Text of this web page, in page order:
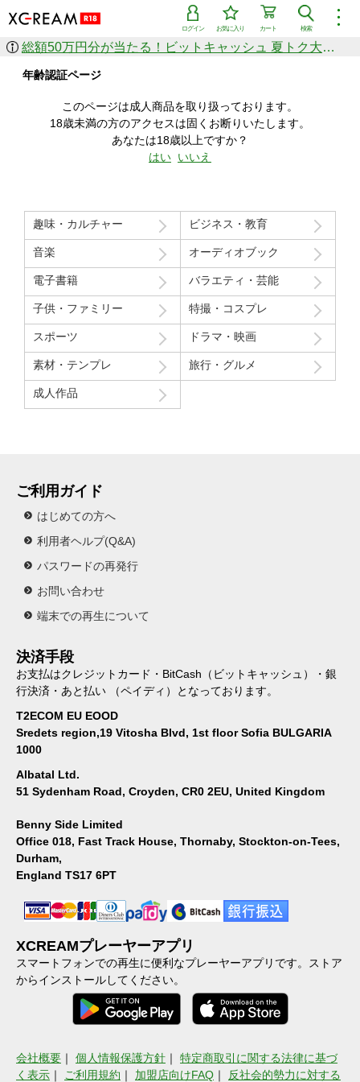
︙
検索
カート
お気に入り
ログイン
作品を探す
ジャンル
シリーズ
人気のセール中商品
新着セール中商品
すべての作品から探す
価格の安い順
価格の高い順
月間ランキング
年間ランキング
総額50万円分が当たる！ビットキャッシュ 夏トク大感謝祭
年齢認証ページ
このページは成人商品を取り扱っております。
18歳未満の方のアクセスは固くお断りいたします。
あなたは18歳以上ですか？
はい いいえ
趣味・カルチャー ビジネス・教育
音楽 オーディオブック
電子書籍 バラエティ・芸能
子供・ファミリー 特撮・コスプレ
スポーツ ドラマ・映画
素材・テンプレ 旅行・グルメ
成人作品
ご利用ガイド
はじめての方へ
利用者ヘルプ(Q&A)
パスワードの再発行
お問い合わせ
端末での再生について
決済手段
お支払はクレジットカード・BitCash（ビットキャッシュ）・銀
行決済・あと払い （ペイディ）となっております。
T2ECOM EU EOOD
Sredets region,19 Vitosha Blvd, 1st floor Sofia BULGARIA
1000
Albatal Ltd.
51 Sydenham Road, Croyden, CR0 2EU, United Kingdom
Benny Side Limited
Office 018, Fast Track House, Thornaby, Stockton-on-Tees,
Durham,
England TS17 6PT
XCREAMプレーヤーアプリ
スマートフォンでの再生に便利なプレーヤーアプリです。ストア
からインストールしてください。
会社概要 ｜ 個人情報保護方針 ｜ 特定商取引に関する法律に基づ
く表示 ｜ ご利用規約 ｜ 加盟店向けFAQ ｜ 反社会的勢力に対する